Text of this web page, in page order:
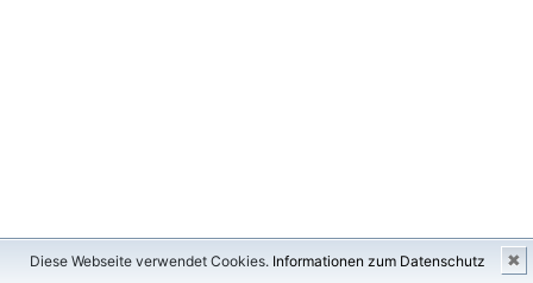
Diese Webseite verwendet Cookies. Informationen zum Datenschutz ✖